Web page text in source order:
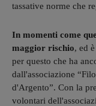
tassative norme che
In momenti come
maggior rischio, ed è
per questo che ha
dall'associazione “Filo
d'Argento”. Con la
volontari